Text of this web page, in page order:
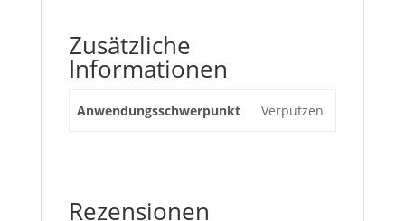
Zusätzliche
Informationen
Anwendungsschwerpunkt Verputzen
Rezensionen